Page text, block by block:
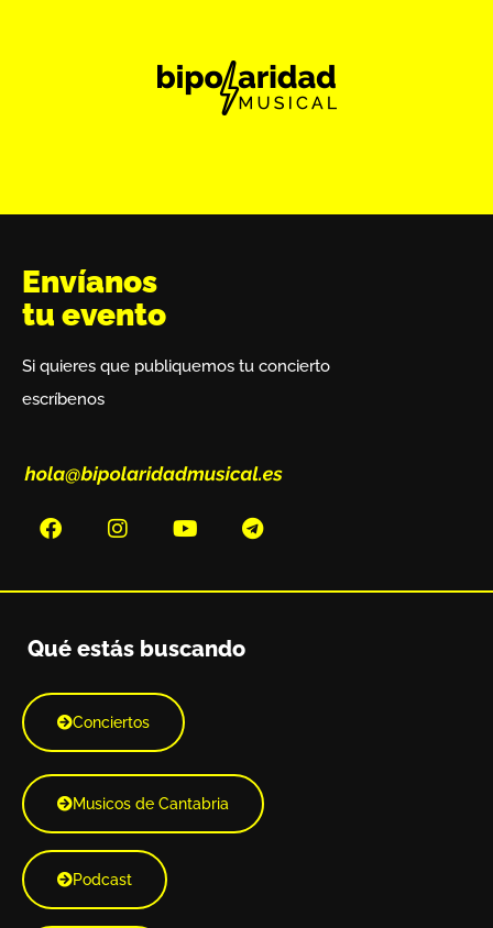
Envíanos
tu evento
Si quieres que publiquemos tu concierto
escríbenos
Qué estás buscando
Conciertos
Musicos de Cantabria
Podcast